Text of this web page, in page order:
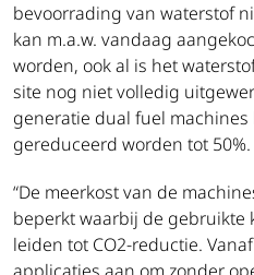
bevoorrading van waterstof
kan m.a.w. vandaag
worden, ook al is het
site nog niet volledig
generatie dual fuel machines
gereduceerd worden tot 50%.
“De meerkost van de
beperkt waarbij de gebruikte
leiden tot CO2-reductie.